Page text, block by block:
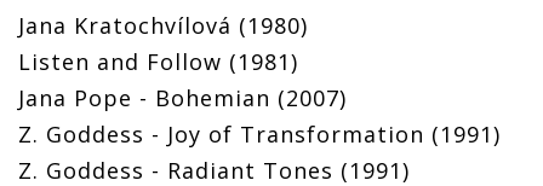
Jana Kratochvílová (1980)
Listen and Follow (1981)
Jana Pope - Bohemian (2007)
Z. Goddess - Joy of Transformation (1991)
Z. Goddess - Radiant Tones (1991)